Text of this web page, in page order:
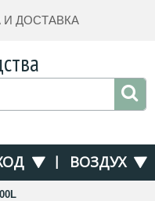
И ДОСТАВКА
| ВОЗДУХ